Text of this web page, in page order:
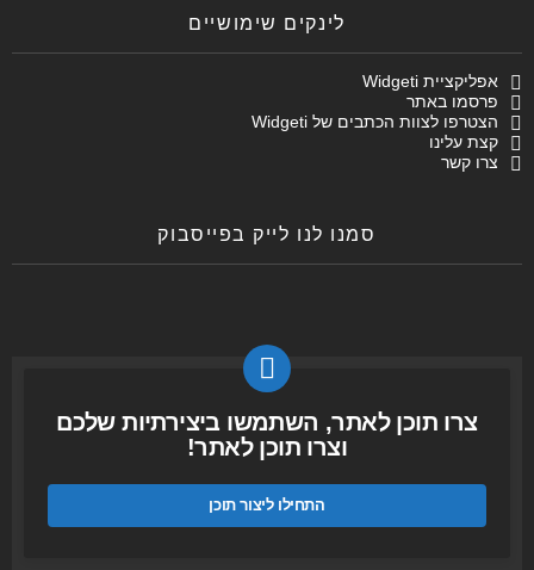
לינקים שימושיים
אפליקציית Widgeti
פרסמו באתר
הצטרפו לצוות הכתבים של Widgeti
קצת עלינו
צרו קשר
סמנו לנו לייק בפייסבוק
צרו תוכן לאתר, השתמשו ביצירתיות שלכם
וצרו תוכן לאתר!
התחילו ליצור תוכן